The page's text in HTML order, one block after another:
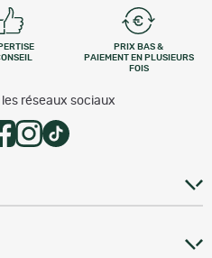
PRIX BAS &
PAIEMENT EN PLUSIEURS
FOIS
réseaux sociaux